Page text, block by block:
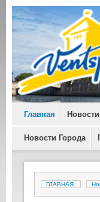
Главная Новости
Новости Города
ГЛАВНАЯ